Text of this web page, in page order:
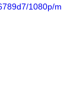
1080p/m